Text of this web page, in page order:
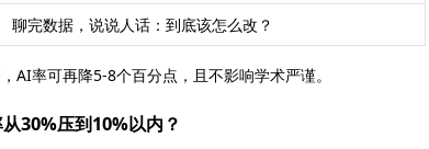
聊完数据，说说人话：到底该怎么改？
AI率可再降5-8个百分点，且不影响学术严谨。
30%压到10%以内？